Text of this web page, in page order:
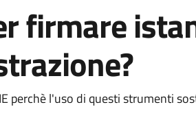
firmare
perchè l'uso di questi strumenti